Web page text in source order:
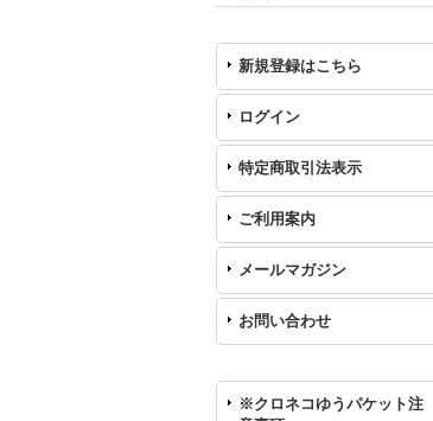
新規登録はこちら
ログイン
特定商取引法表示
ご利用案内
メールマガジン
お問い合わせ
※クロネコゆうパケット注